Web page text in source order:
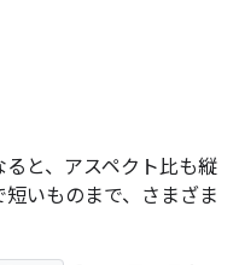
と、アスペクト比も縦
いものまで、さまざま